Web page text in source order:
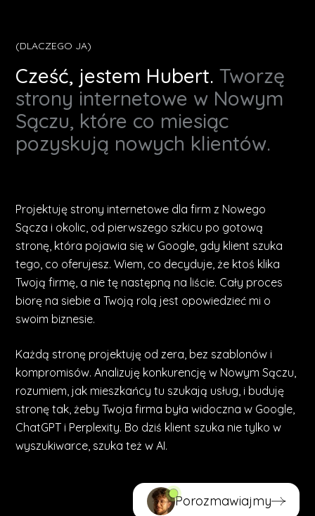
(DLACZEGO JA)
Cześć, jestem Hubert. Tworzę
strony internetowe w Nowym
Sączu, które co miesiąc
pozyskują nowych klientów.
Projektuję strony internetowe dla firm z Nowego
Sącza i okolic, od pierwszego szkicu po gotową
stronę, która pojawia się w Google, gdy klient szuka
tego, co oferujesz. Wiem, co decyduje, że ktoś klika
Twoją firmę, a nie tę następną na liście. Cały proces
biorę na siebie a Twoją rolą jest opowiedzieć mi o
swoim biznesie.
Każdą stronę projektuję od zera, bez szablonów i
kompromisów. Analizuję konkurencję w Nowym Sączu,
rozumiem, jak mieszkańcy tu szukają usług, i buduję
stronę tak, żeby Twoja firma była widoczna w Google,
ChatGPT i Perplexity. Bo dziś klient szuka nie tylko w
wyszukiwarce, szuka też w AI.
Porozmawiajmy